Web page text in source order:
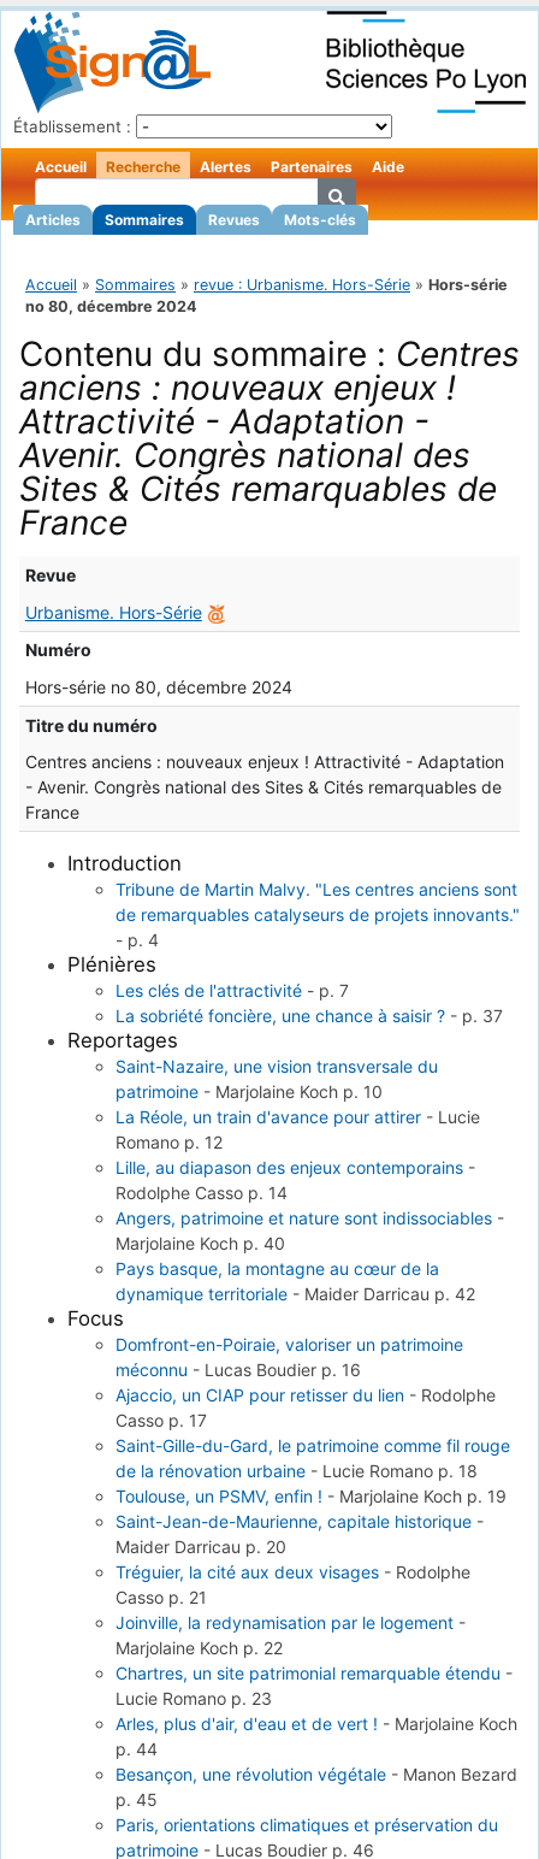
Établissement :
Accueil Recherche
Articles Sommaires Revues Mots-clés
Alertes Partenaires Aide
Accueil » Sommaires » revue : Urbanisme. Hors-Série » Hors-série
no 80, décembre 2024
Contenu du sommaire : Centres
anciens : nouveaux enjeux !
Attractivité - Adaptation -
Avenir. Congrès national des
Sites & Cités remarquables de
France
Revue
Urbanisme. Hors-Série
Numéro
Hors-série no 80, décembre 2024
Titre du numéro
Centres anciens : nouveaux enjeux ! Attractivité - Adaptation
- Avenir. Congrès national des Sites & Cités remarquables de
France
Introduction
Tribune de Martin Malvy. "Les centres anciens sont
de remarquables catalyseurs de projets innovants."
- p. 4
Plénières
Les clés de l'attractivité - p. 7
La sobriété foncière, une chance à saisir ? - p. 37
Reportages
Saint-Nazaire, une vision transversale du
patrimoine - Marjolaine Koch p. 10
La Réole, un train d'avance pour attirer - Lucie
Romano p. 12
Lille, au diapason des enjeux contemporains -
Rodolphe Casso p. 14
Angers, patrimoine et nature sont indissociables -
Marjolaine Koch p. 40
Pays basque, la montagne au cœur de la
dynamique territoriale - Maider Darricau p. 42
Focus
Domfront-en-Poiraie, valoriser un patrimoine
méconnu - Lucas Boudier p. 16
Ajaccio, un CIAP pour retisser du lien - Rodolphe
Casso p. 17
Saint-Gille-du-Gard, le patrimoine comme fil rouge
de la rénovation urbaine - Lucie Romano p. 18
Toulouse, un PSMV, enfin ! - Marjolaine Koch p. 19
Saint-Jean-de-Maurienne, capitale historique -
Maider Darricau p. 20
Tréguier, la cité aux deux visages - Rodolphe
Casso p. 21
Joinville, la redynamisation par le logement -
Marjolaine Koch p. 22
Chartres, un site patrimonial remarquable étendu -
Lucie Romano p. 23
Arles, plus d'air, d'eau et de vert ! - Marjolaine Koch
p. 44
Besançon, une révolution végétale - Manon Bezard
p. 45
Paris, orientations climatiques et préservation du
patrimoine - Lucas Boudier p. 46